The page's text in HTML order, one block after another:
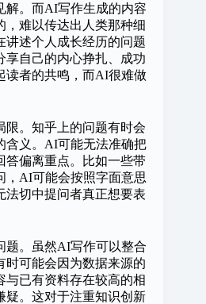
解。而AI写作生成的内容
，难以传达出人类那种细
讲述个人成长经历的问题
享自己的内心挣扎、成功
读者的共鸣，而AI很难做
限。知乎上的问题有时会
含义。AI可能无法准确把
答偏离重点。比如一些带
，AI可能会按照字面意思
法切中提问者真正想要表
题。虽然AI写作可以整合
时可能会因为数据来源的
与已有资料存在较高的相
疑。这对于注重知识创新